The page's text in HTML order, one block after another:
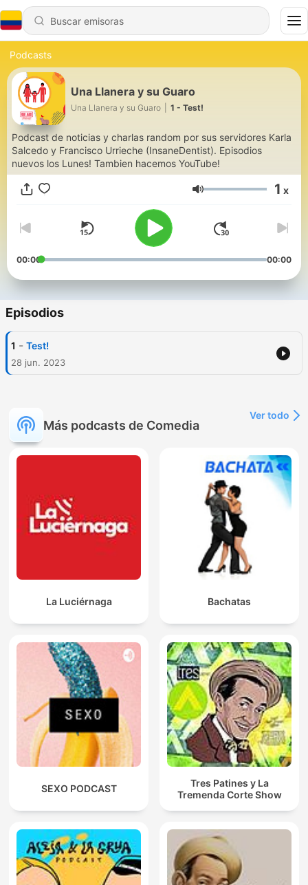
Podcasts
Una Llanera y su Guaro
Una Llanera y su Guaro 1 - Test!
Podcast de noticias y charlas random por sus servidores Karla
Salcedo y Francisco Urrieche (InsaneDentist). Episodios
nuevos los Lunes! Tambien hacemos YouTube!
Volumen 1 x
00:00 00:00
Episodios
1 - Test!
28 jun. 2023
Más podcasts de Comedia
Ver todo
La Luciérnaga Bachatas
SEXO PODCAST
Tres Patines y La
Tremenda Corte Show